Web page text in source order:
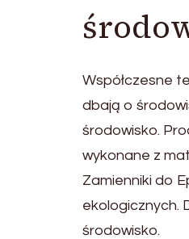
Współczesne
dbają o
środowisko.
wykonane z
Zamienniki do
ekologicznych.
środowisko.